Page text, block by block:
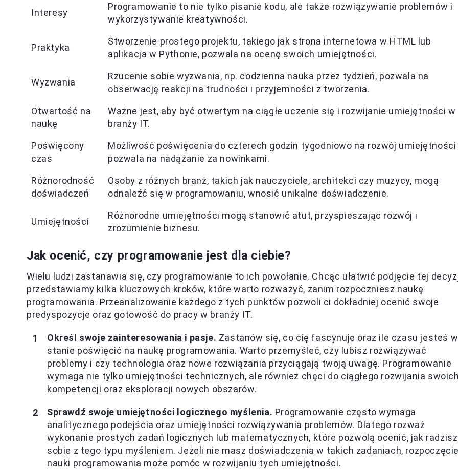
Interesy
Programowanie to nie tylko pisanie kodu, ale także rozwiązywanie problemów i
wykorzystywanie kreatywności.
Praktyka
Stworzenie prostego projektu, takiego jak strona internetowa w HTML lub
aplikacja w Pythonie, pozwala na ocenę swoich umiejętności.
Wyzwania
Rzucenie sobie wyzwania, np. codzienna nauka przez tydzień, pozwala na
obserwację reakcji na trudności i przyjemności z tworzenia.
Otwartość na
naukę
Ważne jest, aby być otwartym na ciągłe uczenie się i rozwijanie umiejętności w
branży IT.
Poświęcony
czas
Możliwość poświęcenia do czterech godzin tygodniowo na rozwój umiejętności
pozwala na nadążanie za nowinkami.
Różnorodność
doświadczeń
Osoby z różnych branż, takich jak nauczyciele, architekci czy muzycy, mogą
odnaleźć się w programowaniu, wnosić unikalne doświadczenie.
Umiejętności
Różnorodne umiejętności mogą stanowić atut, przyspieszając rozwój i
zrozumienie biznesu.
Jak ocenić, czy programowanie jest dla ciebie?
Wielu ludzi zastanawia się, czy programowanie to ich powołanie. Chcąc ułatwić podjęcie tej
przedstawiamy kilka kluczowych kroków, które warto rozważyć, zanim rozpoczniesz naukę
programowania. Przeanalizowanie każdego z tych punktów pozwoli ci dokładniej ocenić swoje
predyspozycje oraz gotowość do pracy w branży IT.
Określ swoje zainteresowania i pasje. Zastanów się, co cię fascynuje oraz ile czasu jesteś w
stanie poświęcić na naukę programowania. Warto przemyśleć, czy lubisz rozwiązywać
problemy i czy technologia oraz nowe rozwiązania przyciągają twoją uwagę. Programowanie
wymaga nie tylko umiejętności technicznych, ale również chęci do ciągłego rozwijania
kompetencji oraz eksploracji nowych obszarów.
Sprawdź swoje umiejętności logicznego myślenia. Programowanie często wymaga
analitycznego podejścia oraz umiejętności rozwiązywania problemów. Dlatego rozważ
wykonanie prostych zadań logicznych lub matematycznych, które pozwolą ocenić, jak radzisz
sobie z tego typu myśleniem. Jeżeli nie masz doświadczenia w takich zadaniach,
nauki programowania może pomóc w rozwijaniu tych umiejętności.